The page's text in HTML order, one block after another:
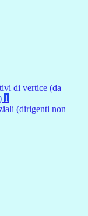
di vertice (da
1
(dirigenti non